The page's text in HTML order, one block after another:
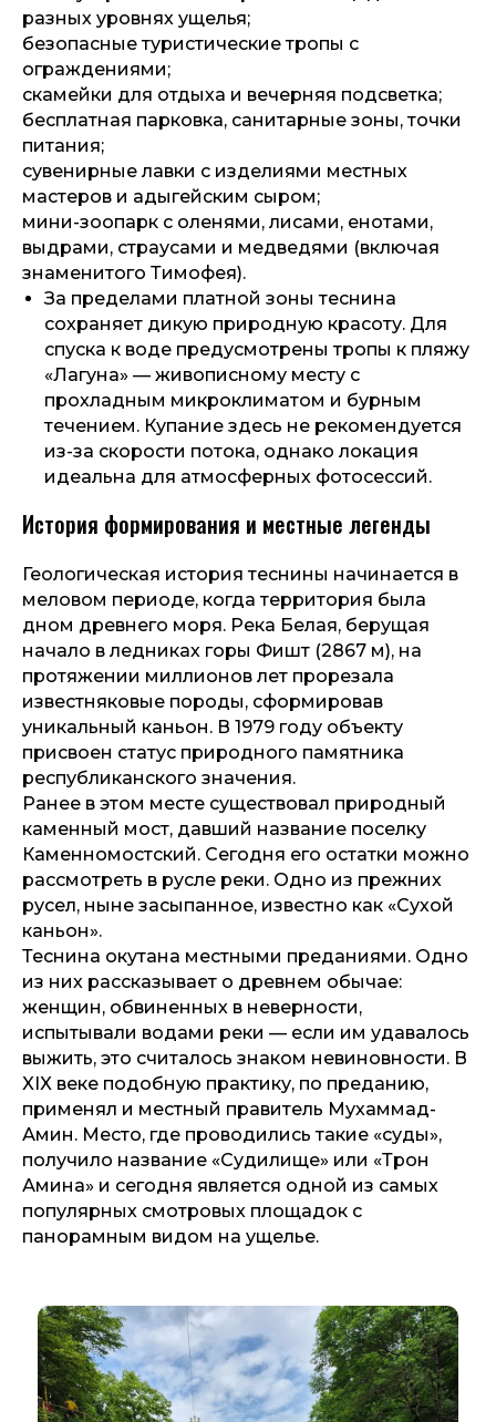
разных уровнях ущелья;
безопасные туристические тропы с
ограждениями;
скамейки для отдыха и вечерняя подсветка;
бесплатная парковка, санитарные зоны, точки
питания;
сувенирные лавки с изделиями местных
мастеров и адыгейским сыром;
мини-зоопарк с оленями, лисами, енотами,
выдрами, страусами и медведями (включая
знаменитого Тимофея).
За пределами платной зоны теснина
сохраняет дикую природную красоту. Для
спуска к воде предусмотрены тропы к пляжу
«Лагуна» — живописному месту с
прохладным микроклиматом и бурным
течением. Купание здесь не рекомендуется
из-за скорости потока, однако локация
идеальна для атмосферных фотосессий.
История формирования и местные легенды
Геологическая история теснины начинается в
меловом периоде, когда территория была
дном древнего моря. Река Белая, берущая
начало в ледниках горы Фишт (2867 м), на
протяжении миллионов лет прорезала
известняковые породы, сформировав
уникальный каньон. В 1979 году объекту
присвоен статус природного памятника
республиканского значения.
Ранее в этом месте существовал природный
каменный мост, давший название поселку
Каменномостский. Сегодня его остатки можно
рассмотреть в русле реки. Одно из прежних
русел, ныне засыпанное, известно как «Сухой
каньон».
Теснина окутана местными преданиями. Одно
из них рассказывает о древнем обычае:
женщин, обвиненных в неверности,
испытывали водами реки — если им удавалось
выжить, это считалось знаком невиновности. В
XIX веке подобную практику, по преданию,
применял и местный правитель Мухаммад-
Амин. Место, где проводились такие «суды»,
получило название «Судилище» или «Трон
Амина» и сегодня является одной из самых
популярных смотровых площадок с
панорамным видом на ущелье.